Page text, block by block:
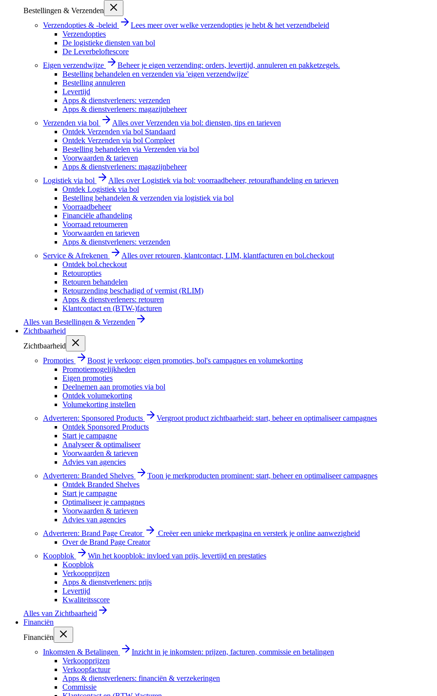
Bestellingen & Verzenden
Verzendopties & -beleid
Lees meer over welke verzendopties je hebt & het verzendbeleid
Verzendopties
De logistieke diensten van bol
De Leverbeloftescore
Eigen verzendwijze
Beheer je eigen verzending: orders, levertijd, annuleren en pakketzegels.
Bestelling behandelen en verzenden via 'eigen verzendwijze'
Bestelling annuleren
Levertijd
Apps & dienstverleners: verzenden
Apps & dienstverleners: magazijnbeheer
Verzenden via bol
Alles over Verzenden via bol: diensten, tips en tarieven
Ontdek Verzenden via bol Standaard
Ontdek Verzenden via bol Compleet
Bestelling behandelen via Verzenden via bol
Voorwaarden & tarieven
Apps & dienstverleners: magazijnbeheer
Logistiek via bol
Alles over Logistiek via bol: voorraadbeheer, retourafhandeling en tarieven
Ontdek Logistiek via bol
Bestelling behandelen & verzenden via logistiek via bol
Voorraadbeheer
Financiële afhandeling
Voorraad retourneren
Voorwaarden en tarieven
Apps & dienstverleners: verzenden
Service & Afrekenen
Alles over retouren, klantcontact, LIM, klantfacturen en bol.checkout
Ontdek bol.checkout
Retouropties
Retouren behandelen
Retourzending beschadigd of vermist (RLIM)
Apps & dienstverleners: retouren
Klantcontact en (BTW-)facturen
Alles van Bestellingen & Verzenden
Zichtbaarheid
Zichtbaarheid
Promoties
Boost je verkoop: eigen promoties, bol's campagnes en volumekorting
Promotiemogelijkheden
Eigen promoties
Deelnemen aan promoties via bol
Ontdek volumekorting
Volumekorting instellen
Adverteren: Sponsored Products
Vergroot product zichtbaarheid: start, beheer en optimaliseer campagnes
Ontdek Sponsored Products
Start je campagne
Analyseer & optimaliseer
Voorwaarden & tarieven
Advies van agencies
Adverteren: Branded Shelves
Toon je merkproducten prominent: start, beheer en optimaliseer campagnes
Ontdek Branded Shelves
Start je campagne
Optimaliseer je campagnes
Voorwaarden & tarieven
Advies van agencies
Adverteren: Brand Page Creator
Creëer een unieke merkpagina en versterk je online aanwezigheid
Over de Brand Page Creator
Koopblok
Win het koopblok: invloed van prijs, levertijd en prestaties
Koopblok
Verkoopprijzen
Apps & dienstverleners: prijs
Levertijd
Kwaliteitsscore
Alles van Zichtbaarheid
Financiën
Financiën
Inkomsten & Betalingen
Inzicht in je inkomsten: prijzen, facturen, commissie en betalingen
Verkoopprijzen
Verkoopfactuur
Apps & dienstverleners: financiën & verzekeringen
Commissie